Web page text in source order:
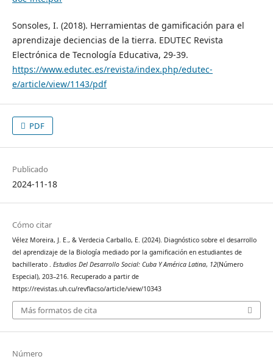
Sonsoles, I. (2018). Herramientas de gamificación para el
aprendizaje deciencias de la tierra. EDUTEC Revista
Electrónica de Tecnología Educativa, 29-39.
https://www.edutec.es/revista/index.php/edutec-
e/article/view/1143/pdf
PDF
Publicado
2024-11-18
Cómo citar
Vélez Moreira, J. E., & Verdecia Carballo, E. (2024). Diagnóstico sobre el desarrollo
del aprendizaje de la Biología mediado por la gamificación en estudiantes de
bachillerato . Estudios Del Desarrollo Social: Cuba Y América Latina, 12(Número
Especial), 203–216. Recuperado a partir de
https://revistas.uh.cu/revflacso/article/view/10343
Más formatos de cita
Número